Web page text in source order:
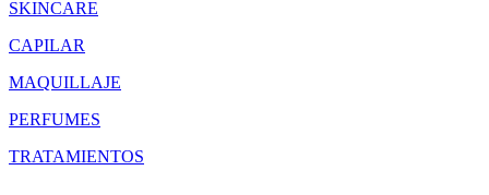
SKINCARE
CAPILAR
MAQUILLAJE
PERFUMES
TRATAMIENTOS